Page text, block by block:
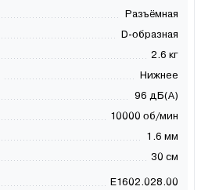
Разъёмная
D-образная
2.6 кг
Нижнее
96 дБ(А)
10000 об/мин
1.6 мм
30 см
E1602.028.00